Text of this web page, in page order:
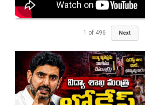
1 of 496 Next